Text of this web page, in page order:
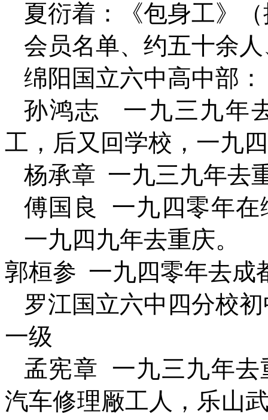
夏衍着：《包身工》
会员名单、约五十余
绵阳国立六中高中部：
孙鸿志
一九三九年
工，后又回学校，一九
杨承章 一九三九年去
傅国良
一九四零年
一九四九年去重庆。
郭桓参 一九四零年去成
罗江国立六中四分校
一级
孟宪章 一九三九年
汽车修理厰工人，乐山